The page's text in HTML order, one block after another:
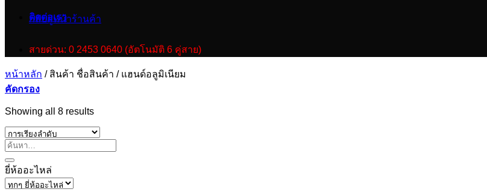
กลับสู่หน้าร้านค้า
ติดต่อเรา
สายด่วน: 0 2453 0640 (อัตโนมัติ 6 คู่สาย)
หน้าหลัก /สินค้า ชื่อสินค้า /แฮนด์อลูมิเนียม
คัดกรอง
Showing all 8 results
ยี่ห้ออะไหล่